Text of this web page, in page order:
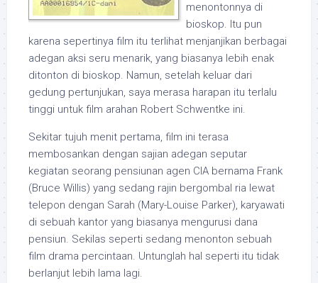
menontonnya di
bioskop. Itu pun
karena sepertinya film itu terlihat menjanjikan berbagai
adegan aksi seru menarik, yang biasanya lebih enak
ditonton di bioskop. Namun, setelah keluar dari
gedung pertunjukan, saya merasa harapan itu terlalu
tinggi untuk film arahan Robert Schwentke ini.
Sekitar tujuh menit pertama, film ini terasa
membosankan dengan sajian adegan seputar
kegiatan seorang pensiunan agen CIA bernama Frank
(Bruce Willis) yang sedang rajin bergombal ria lewat
telepon dengan Sarah (Mary-Louise Parker), karyawati
di sebuah kantor yang biasanya mengurusi dana
pensiun. Sekilas seperti sedang menonton sebuah
film drama percintaan. Untunglah hal seperti itu tidak
berlanjut lebih lama lagi.